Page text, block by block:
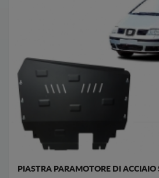
PIASTRA PARAMOTORE DI